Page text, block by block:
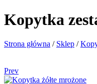
Kopytka
Strona główna / Sklep /
Prev